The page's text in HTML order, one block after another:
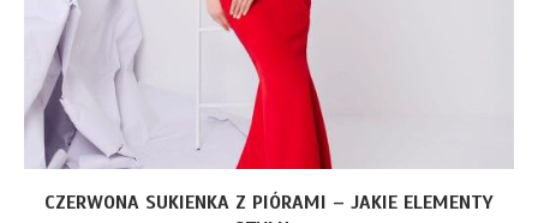
– JAKIE ELEMENTY
FOTELIK Z BAZĄ